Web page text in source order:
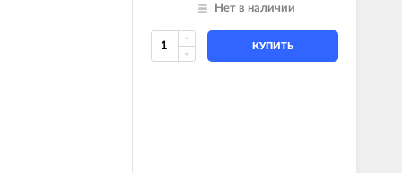
Нет в наличии
КУПИТЬ